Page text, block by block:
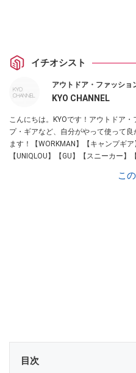
イチオシスト
アウトドア・ファッシ
KYO CHANNEL
こんにちは。KYOです！アウトドア
プ・ギアなど、自分がやって使って良
ます！【WORKMAN】【キャンプギ
【UNIQLOU】【GU】【スニーカー】
こ
目次